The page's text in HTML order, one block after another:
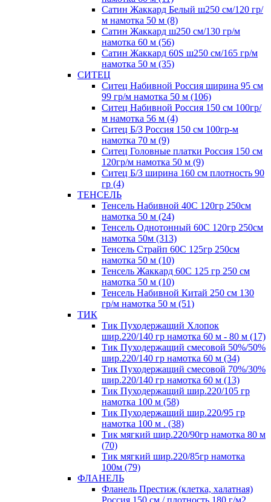
Сатин Жаккард Белый ш250 см/120 гр/
м намотка 50 м (8)
Сатин Жаккард ш250 см/130 гр/м
намотка 60 м (56)
Сатин Жаккард 60S ш250 см/165 гр/м
намотка 50 м (35)
СИТЕЦ
Ситец Набивной Россия ширина 95 см
99 гр/м намотка 50 м (106)
Ситец Набивной Россия 150 см 100гр/
м намотка 56 м (4)
Ситец Б/З Россия 150 см 100гр-м
намотка 70 м (9)
Ситец Головные платки Россия 150 см
120гр/м намотка 50 м (9)
Ситец Б/З ширина 160 см плотность 90
гр (4)
ТЕНСЕЛЬ
Тенсель Набивной 40С 120гр 250см
намотка 50 м (24)
Тенсель Однотонный 60С 120гр 250см
намотка 50м (313)
Тенсель Страйп 60С 125гр 250см
намотка 50 м (10)
Тенсель Жаккард 60С 125 гр 250 см
намотка 50 м (10)
Тенсель Набивной Китай 250 см 130
гр/м намотка 50 м (51)
ТИК
Тик Пуходержащий Хлопок
шир.220/140 гр намотка 60 м - 80 м (17)
Тик Пуходержащий смесовой 50%/50%
шир.220/140 гр намотка 60 м (34)
Тик Пуходержащий смесовой 70%/30%
шир.220/140 гр намотка 60 м (13)
Тик Пуходержащий шир.220/105 гр
намотка 100 м (58)
Тик Пуходержащий шир.220/95 гр
намотка 100 м . (38)
Тик мягкий шир.220/90гр намотка 80 м
(70)
Тик мягкий шир.220/85гр намотка
100м (79)
ФЛАНЕЛЬ
Фланель Престиж (клетка, халатная)
Россия 150 см / плотность 180 г/м2